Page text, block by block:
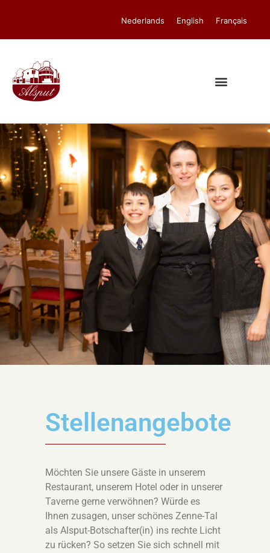
Nederlands English Français
Stellenangebote
Möchten Sie unsere Gäste in unserem
Restaurant, unserem Hotel oder in unserer
Taverne gerne verwöhnen? Würde es
Ihnen zusagen, unser schönes Zenne-Tal
als Alsput-Botschafter(in) ins rechte Licht
zu rücken? So setzen Sie sich schnell mit